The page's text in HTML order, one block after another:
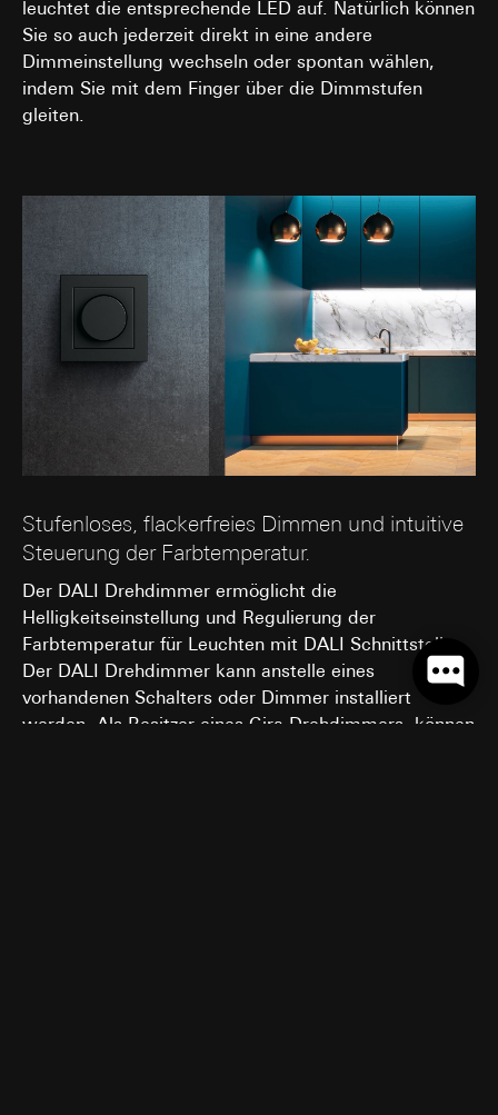
leuchtet die entsprechende LED auf. Natürlich können
Sie so auch jederzeit direkt in eine andere
Dimmeinstellung wechseln oder spontan wählen,
indem Sie mit dem Finger über die Dimmstufen
gleiten.
Stufenloses, flackerfreies Dimmen und intuitive
Steuerung der Farbtemperatur.
Der DALI Drehdimmer ermöglicht die
Helligkeitseinstellung und Regulierung der
Farbtemperatur für Leuchten mit DALI Schnittstelle.
Der DALI Drehdimmer kann anstelle eines
vorhandenen Schalters oder Dimmer installiert
werden. Als Besitzer eines Gira Drehdimmers, können